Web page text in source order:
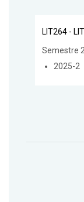
LIT264 -
Semestre
2025-2